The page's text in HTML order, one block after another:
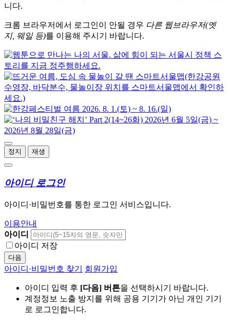
니다.
크롬 브라우저에서 로그인이 안될 경우 다른 웹브라우저(엣
지, 웨일 등)를 이용해 주시기 바랍니다.
정지 재생
아이디 로그인
아이디·비밀번호를 통한 로그인 서비스입니다.
이용안내
아이디
아이디 저장
다음
아이디·비밀번호 찾기 회원가입
아이디 입력 후 [다음] 버튼을 선택하시기 바랍니다.
계정정보 노출 방지를 위해 공용 기기가 아닌 개인 기기
로 로그인합니다.